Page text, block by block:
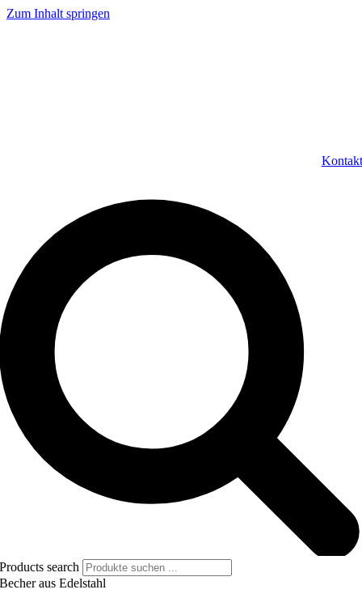
Zum Inhalt springen
Kontakt
Products search
Becher aus Edelstahl